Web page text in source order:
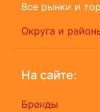
Все рынки и
Округа и
На сайте:
Бренды